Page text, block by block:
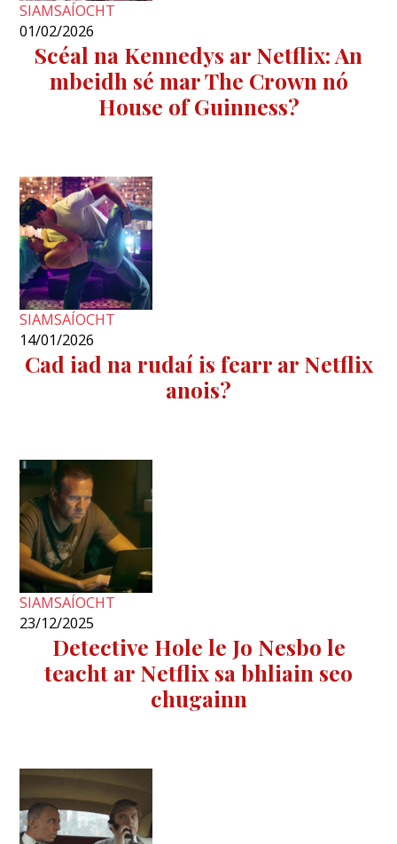
SIAMSAÍOCHT
01/02/2026
Scéal na Kennedys ar Netflix: An
mbeidh sé mar The Crown nó
House of Guinness?
SIAMSAÍOCHT
14/01/2026
Cad iad na rudaí is fearr ar Netflix
anois?
SIAMSAÍOCHT
23/12/2025
Detective Hole le Jo Nesbo le
teacht ar Netflix sa bhliain seo
chugainn